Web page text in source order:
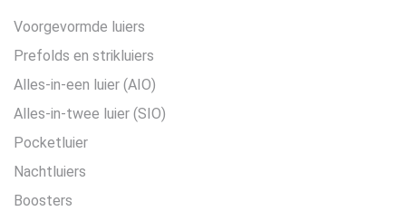
Voorgevormde luiers
Prefolds en strikluiers
Alles-in-een luier (AIO)
Alles-in-twee luier (SIO)
Pocketluier
Nachtluiers
Boosters